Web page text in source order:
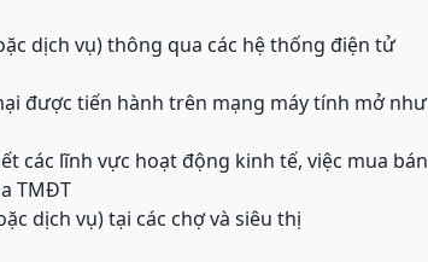
dịch vụ) thông qua các hệ thống điện tử
được tiến hành trên mạng máy tính mở như
các lĩnh vực hoạt động kinh tế, việc mua bán
TMĐT
dịch vụ) tại các chợ và siêu thị